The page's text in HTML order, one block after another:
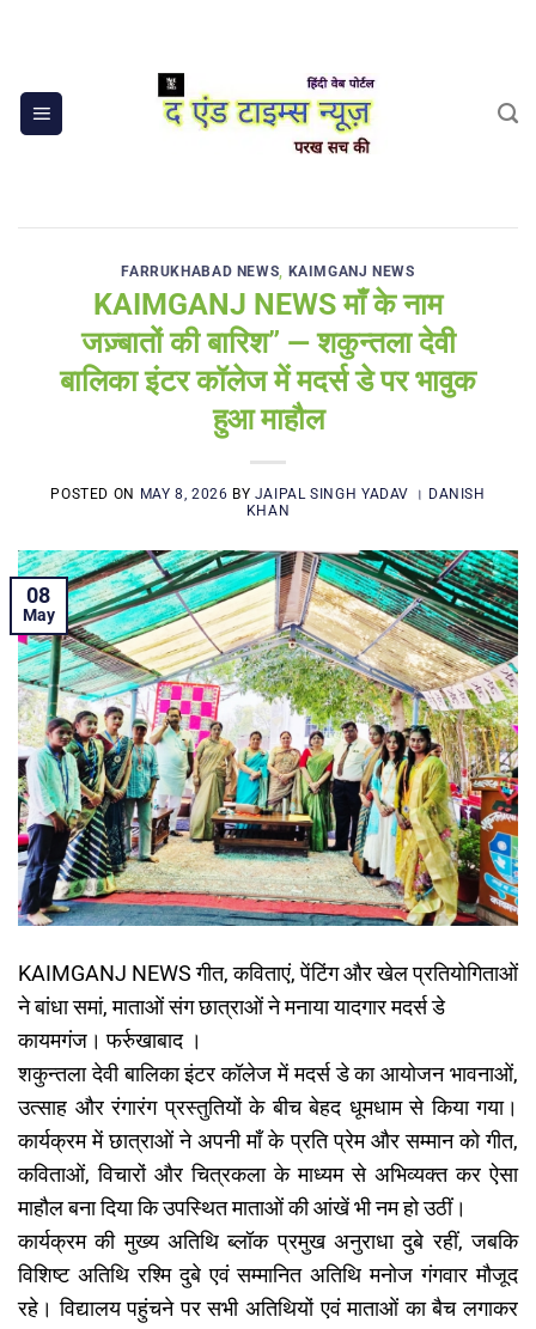
FARRUKHABAD NEWS, KAIMGANJ NEWS
KAIMGANJ NEWS माँ के नाम
जज़्बातों की बारिश” — शकुन्तला देवी
बालिका इंटर कॉलेज में मदर्स डे पर भावुक
हुआ माहौल
POSTED ON MAY 8, 2026 BY JAIPAL SINGH YADAV । DANISH
KHAN
08
May
KAIMGANJ NEWS गीत, कविताएं, पेंटिंग और खेल प्रतियोगिताओं
ने बांधा समां, माताओं संग छात्राओं ने मनाया यादगार मदर्स डे
कायमगंज। फर्रुखाबाद ।
शकुन्तला देवी बालिका इंटर कॉलेज में मदर्स डे का आयोजन भावनाओं,
उत्साह और रंगारंग प्रस्तुतियों के बीच बेहद धूमधाम से किया गया।
कार्यक्रम में छात्राओं ने अपनी माँ के प्रति प्रेम और सम्मान को गीत,
कविताओं, विचारों और चित्रकला के माध्यम से अभिव्यक्त कर ऐसा
माहौल बना दिया कि उपस्थित माताओं की आंखें भी नम हो उठीं।
कार्यक्रम की मुख्य अतिथि ब्लॉक प्रमुख अनुराधा दुबे रहीं, जबकि
विशिष्ट अतिथि रश्मि दुबे एवं सम्मानित अतिथि मनोज गंगवार मौजूद
रहे। विद्यालय पहुंचने पर सभी अतिथियों एवं माताओं का बैच लगाकर